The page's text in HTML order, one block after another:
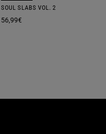
SOUL SLABS VOL. 2
56,99€